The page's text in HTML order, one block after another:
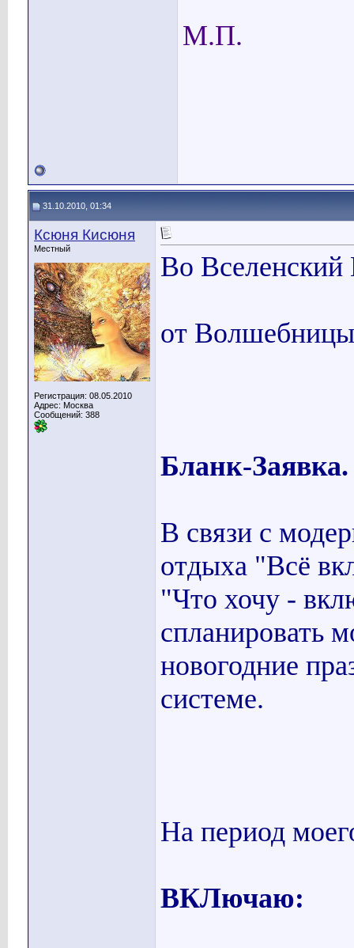
М.П.
31.10.2010, 01:34
Ксюня Кисюня
Местный
Регистрация: 08.05.2010
Адрес: Москва
Сообщений: 388
Во
от
Бланк-Заявка.
В связи с
отдыха "Всё
"Что хочу -
спланировать
новогодние
системе.
На период
ВКЛючаю: